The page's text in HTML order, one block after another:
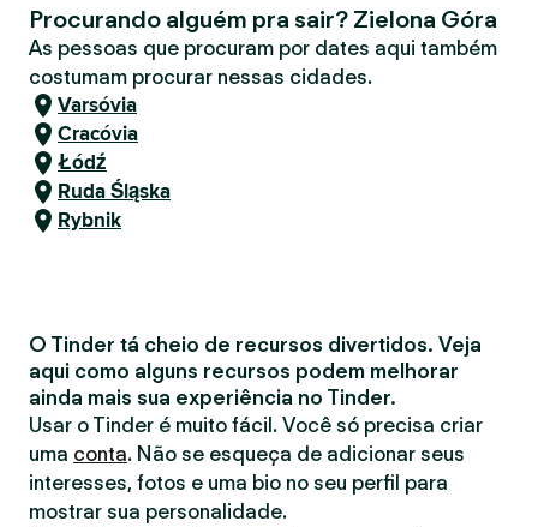
Procurando alguém pra sair? Zielona Góra
As pessoas que procuram por dates aqui também
costumam procurar nessas cidades.
Varsóvia
Cracóvia
Łódź
Ruda Śląska
Rybnik
O Tinder tá cheio de recursos divertidos. Veja
aqui como alguns recursos podem melhorar
ainda mais sua experiência no Tinder.
Usar o Tinder é muito fácil. Você só precisa criar
uma conta. Não se esqueça de adicionar seus
interesses, fotos e uma bio no seu perfil para
mostrar sua personalidade.